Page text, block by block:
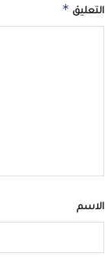
التعليق *
الاسم